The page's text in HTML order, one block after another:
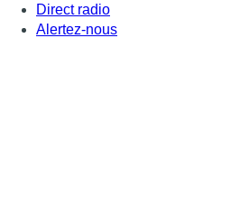
Direct radio
Alertez-nous